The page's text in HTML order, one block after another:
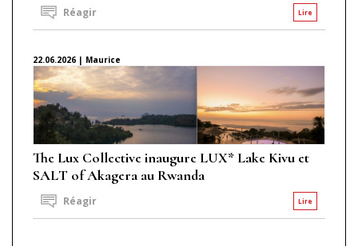
Lire
Réagir
22.06.2026 | Maurice
The Lux Collective inaugure LUX* Lake Kivu et
SALT of Akagera au Rwanda
Lire
Réagir